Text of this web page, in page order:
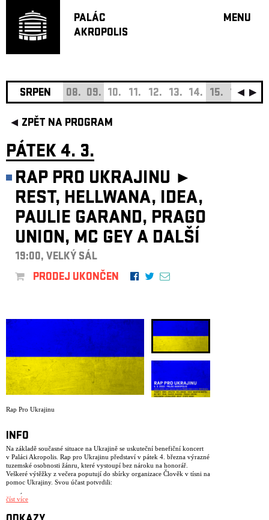
PALÁC
AKROPOLIS
MENU
JAZZ
SRPEN 08. 09. 10. 11. 12. 13. 14. 15. 16. 17.
ZPĚT NA PROGRAM
PÁTEK 4. 3.
RAP PRO UKRAJINU ►
REST, HELLWANA, IDEA,
PAULIE GARAND, PRAGO
UNION, MC GEY A DALŠÍ
19:00, VELKÝ SÁL
PRODEJ UKONČEN
Rap Pro Ukrajinu
INFO
Na základě současné situace na Ukrajině se uskuteční benefiční koncert
v Paláci Akropolis. Rap pro Ukrajinu představí v pátek 4. března výrazné
tuzemské osobnosti žánru, které vystoupí bez nároku na honorář.
Veškeré výtěžky z večera poputují do sbírky organizace Člověk v tísni na
pomoc Ukrajiny. Svou účast potvrdili:
7KRÁT3
číst více